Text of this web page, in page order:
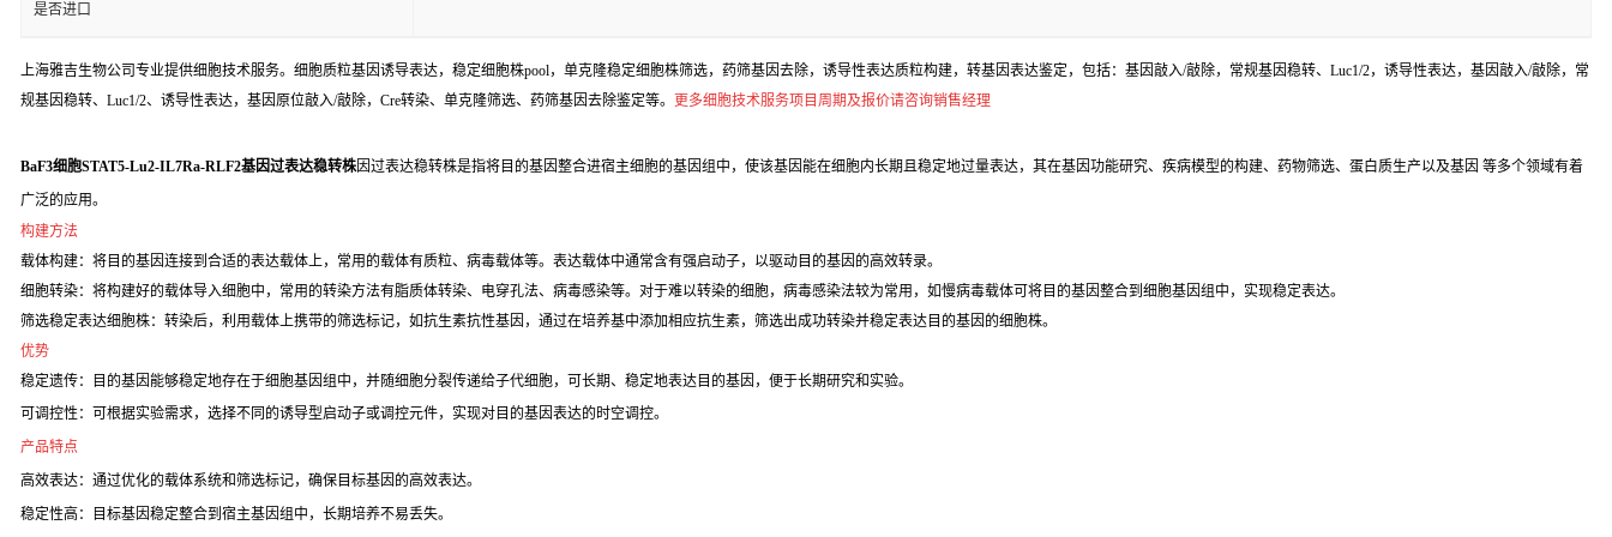
是否进口
上海雅吉生物公司专业提供细胞技术服务。细胞质粒基因诱导表达，稳定细胞株pool，单克隆稳定细胞株筛选，药筛基因去除，诱导性表达质粒构建，转基因表达鉴定，包括：基因敲入/敲除，常规基因稳转、Luc1/2，诱导性表达，基因敲入/敲除，常
规基因稳转、Luc1/2、诱导性表达，基因原位敲入/敲除，Cre转染、单克隆筛选、药筛基因去除鉴定等。 更多细胞技术服务项目周期及报价请咨询销售经理
BaF3细胞STAT5-Lu2-IL7Ra-RLF2基因过表达稳转株因过表达稳转株是指将目的基因整合进宿主细胞的基因组中，使该基因能在细胞内长期且稳定地过量表达，其在基因功能研究、疾病模型的构建、药物筛选、蛋白质生产以及基因 等多个领域有着
广泛的应用。
构建方法
载体构建：将目的基因连接到合适的表达载体上，常用的载体有质粒、病毒载体等。表达载体中通常含有强启动子，以驱动目的基因的高效转录。
细胞转染：将构建好的载体导入细胞中，常用的转染方法有脂质体转染、电穿孔法、病毒感染等。对于难以转染的细胞，病毒感染法较为常用，如慢病毒载体可将目的基因整合到细胞基因组中，实现稳定表达。
筛选稳定表达细胞株：转染后，利用载体上携带的筛选标记，如抗生素抗性基因，通过在培养基中添加相应抗生素，筛选出成功转染并稳定表达目的基因的细胞株。
优势
稳定遗传：目的基因能够稳定地存在于细胞基因组中，并随细胞分裂传递给子代细胞，可长期、稳定地表达目的基因，便于长期研究和实验。
可调控性：可根据实验需求，选择不同的诱导型启动子或调控元件，实现对目的基因表达的时空调控。
产品特点
高效表达：通过优化的载体系统和筛选标记，确保目标基因的高效表达。
稳定性高：目标基因稳定整合到宿主基因组中，长期培养不易丢失。